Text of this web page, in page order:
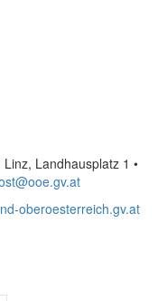
Landhausplatz 1 •
oberoesterreich.gv.at